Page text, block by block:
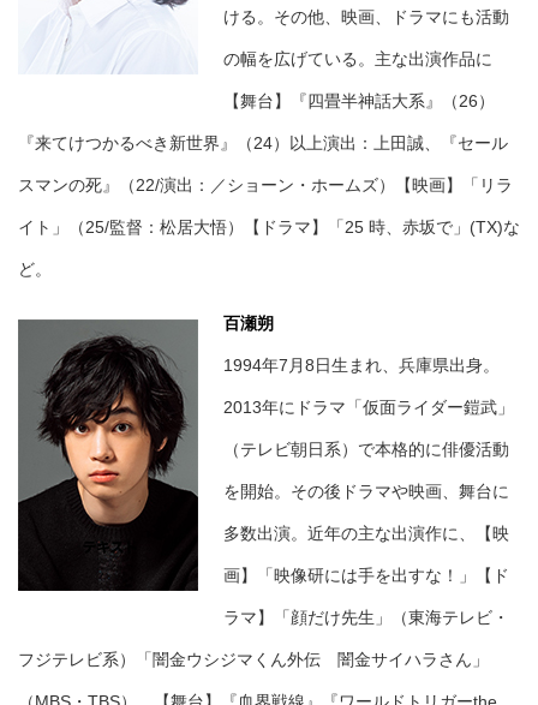
ける。その他、映画、ドラマにも活動
の幅を広げている。主な出演作品に
【舞台】『四畳半神話大系』（26）
『来てけつかるべき新世界』（24）以上演出：上田誠、『セール
スマンの死』（22/演出：／ショーン・ホームズ）【映画】「リラ
イト」（25/監督：松居大悟）【ドラマ】「25 時、赤坂で」(TX)な
ど。
百瀬朔
1994年7月8日生まれ、兵庫県出身。
2013年にドラマ「仮面ライダー鎧武」
（テレビ朝日系）で本格的に俳優活動
を開始。その後ドラマや映画、舞台に
多数出演。近年の主な出演作に、【映
画】「映像研には手を出すな！」【ド
ラマ】「顔だけ先生」（東海テレビ・
フジテレビ系）「闇金ウシジマくん外伝 闇金サイハラさん」